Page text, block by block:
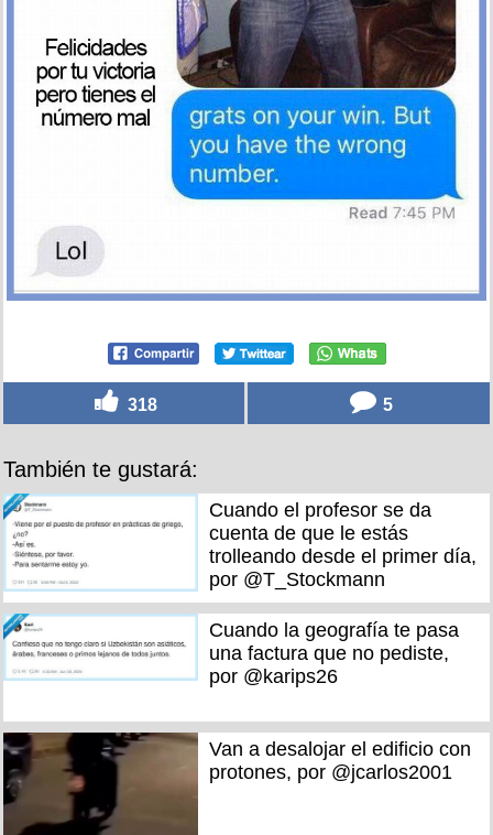
318 5
También te gustará:
Cuando el profesor se da
cuenta de que le estás
trolleando desde el primer día,
por @T_Stockmann
Cuando la geografía te pasa
una factura que no pediste,
por @karips26
Van a desalojar el edificio con
protones, por @jcarlos2001